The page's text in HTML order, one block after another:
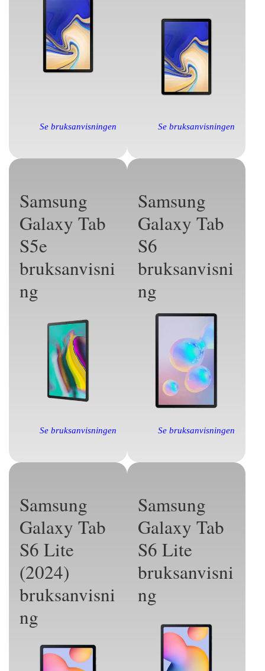
Se bruksanvisningen Se bruksanvisningen
Samsung
Galaxy Tab
S5e
bruksanvisni
ng
Se bruksanvisningen
Samsung
Galaxy Tab
S6
bruksanvisni
ng
Se bruksanvisningen
Samsung
Galaxy Tab
S6 Lite
(2024)
bruksanvisni
ng
Samsung
Galaxy Tab
S6 Lite
bruksanvisni
ng